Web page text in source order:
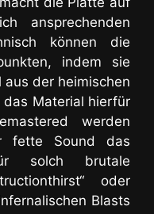
ansprechenden
können die
indem sie
der heimischen
Material hierfür
werden
fette Sound das
solch brutale
oder
Blasts